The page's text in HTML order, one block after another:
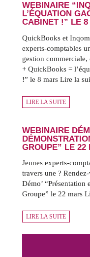
WEBINAIRE
L’ÉQUATION
CABINET !” LE 8
QuickBooks et
experts-comptables
gestion
+ QuickBooks =
!” le 8 mars Lire la
LIRE LA SUITE
WEBINAIRE
GROUPE” LE 22
Jeunes experts-
travers une ?
Démo’
Groupe” le 22 mars
LIRE LA SUITE